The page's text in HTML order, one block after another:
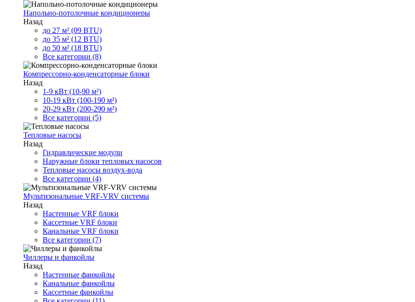
Напольно-потолочные кондиционеры
Назад
до 27 м² (09 BTU)
до 35 м² (12 BTU)
до 50 м² (18 BTU)
Все категории (8)
Компрессорно-конденсаторные блоки
Назад
1-9 кВт (10-90 м²)
10-19 кВт (100-190 м²)
20-29 кВт (200-290 м²)
Все категории (5)
Тепловые насосы
Назад
Гидравлические модули
Наружные блоки тепловых насосов
Тепловые насосы воздух-вода
Все категории (4)
Мультизональные VRF-VRV системы
Назад
Настенные VRF блоки
Кассетные VRF блоки
Канальные VRF блоки
Все категории (7)
Чиллеры и фанкойлы
Назад
Настенные фанкойлы
Канальные фанкойлы
Кассетные фанкойлы